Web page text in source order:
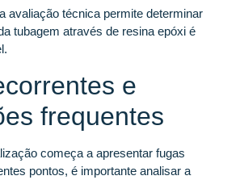
avaliação técnica permite determinar
tubagem através de resina epóxi é
e
frequentes
começa a apresentar fugas
pontos, é importante analisar a